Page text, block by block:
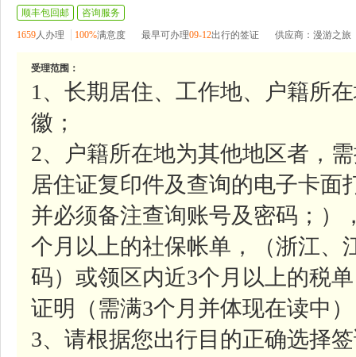
顺丰包回邮
咨询服务
1659人办理 100%满意度 最早可办理09-12出行的签证 供应商：漫游之旅
受理范围：
1、长期居住、工作地、户籍所
徽；
2、户籍所在地为其他地区者，
居住证复印件及查询的电子卡面
并必须备注查询账号及密码；）
个月以上的社保帐单，（浙江、
码）或领区内近3个月以上的税
证明（需满3个月并体现在读中
3、请根据您出行目的正确选择